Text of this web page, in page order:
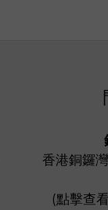
香港銅鑼
(點擊查